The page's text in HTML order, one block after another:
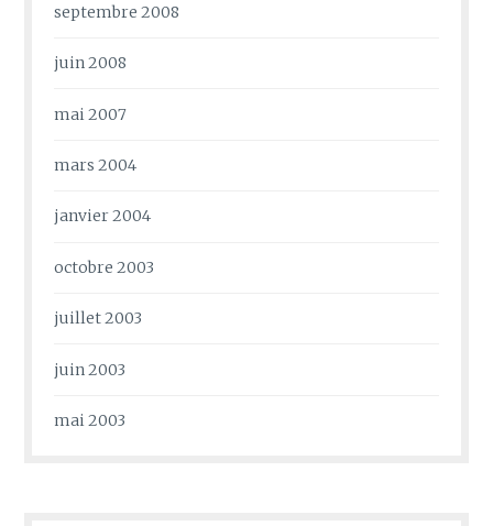
septembre 2008
juin 2008
mai 2007
mars 2004
janvier 2004
octobre 2003
juillet 2003
juin 2003
mai 2003